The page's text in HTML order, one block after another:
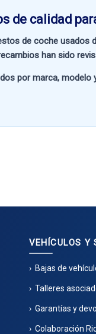
de calidad
de coche usados
han sido
pormarca, modelo
VEHÍCULOS Y
Bajas de
Talleres
Garantías y
Colaboración